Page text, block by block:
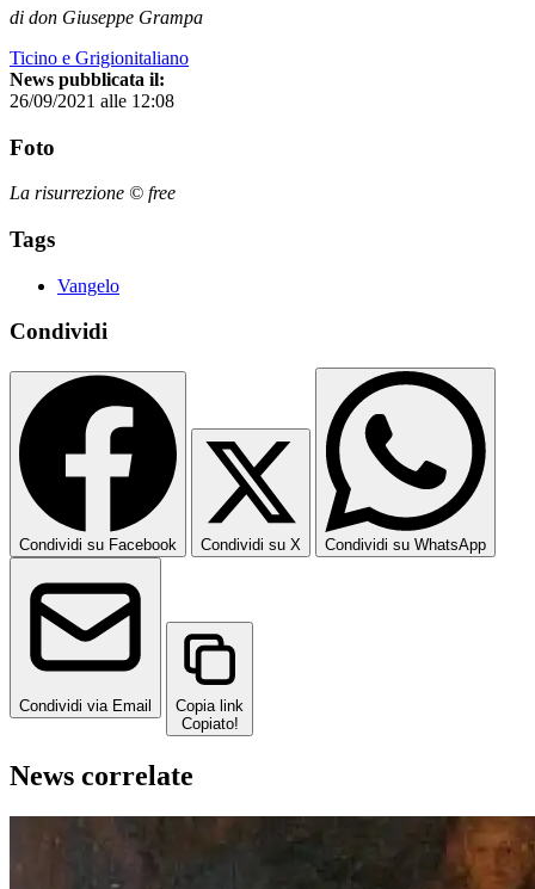
di don Giuseppe Grampa
Ticino e Grigionitaliano
News pubblicata il:
26/09/2021 alle 12:08
Foto
La risurrezione © free
Tags
Vangelo
Condividi
Condividi su Facebook Condividi su X Condividi su WhatsApp
Condividi via Email
Copia link
Copiato!
News correlate